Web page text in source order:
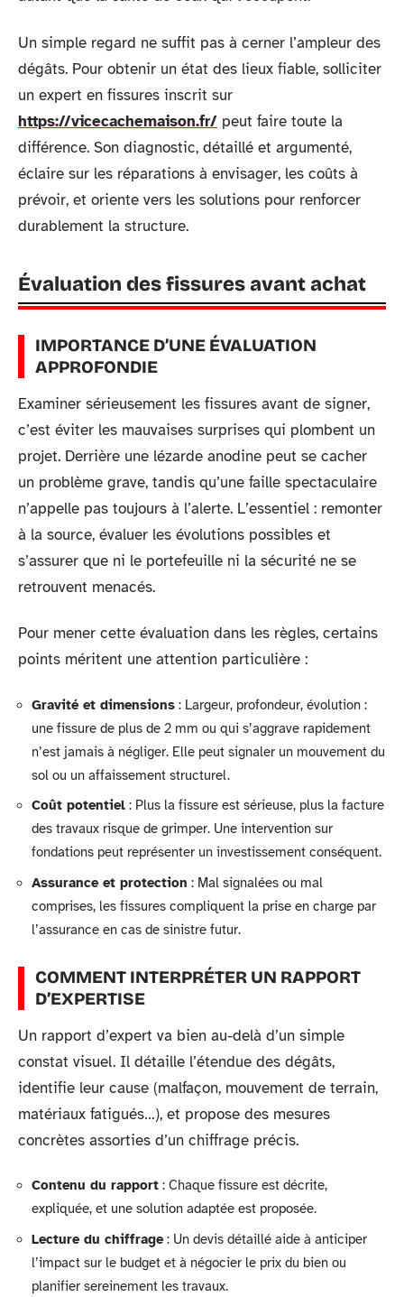
Un simple regard ne suffit pas à cerner l’ampleur des
dégâts. Pour obtenir un état des lieux fiable, solliciter
un expert en fissures inscrit sur
https://vicecachemaison.fr/ peut faire toute la
différence. Son diagnostic, détaillé et argumenté,
éclaire sur les réparations à envisager, les coûts à
prévoir, et oriente vers les solutions pour renforcer
durablement la structure.
Évaluation des fissures avant achat
IMPORTANCE D’UNE ÉVALUATION
APPROFONDIE
Examiner sérieusement les fissures avant de signer,
c’est éviter les mauvaises surprises qui plombent un
projet. Derrière une lézarde anodine peut se cacher
un problème grave, tandis qu’une faille spectaculaire
n’appelle pas toujours à l’alerte. L’essentiel : remonter
à la source, évaluer les évolutions possibles et
s’assurer que ni le portefeuille ni la sécurité ne se
retrouvent menacés.
Pour mener cette évaluation dans les règles, certains
points méritent une attention particulière :
Gravité et dimensions : Largeur, profondeur, évolution :
une fissure de plus de 2 mm ou qui s’aggrave rapidement
n’est jamais à négliger. Elle peut signaler un mouvement du
sol ou un affaissement structurel.
Coût potentiel : Plus la fissure est sérieuse, plus la facture
des travaux risque de grimper. Une intervention sur
fondations peut représenter un investissement conséquent.
Assurance et protection : Mal signalées ou mal
comprises, les fissures compliquent la prise en charge par
l’assurance en cas de sinistre futur.
COMMENT INTERPRÉTER UN RAPPORT
D’EXPERTISE
Un rapport d’expert va bien au-delà d’un simple
constat visuel. Il détaille l’étendue des dégâts,
identifie leur cause (malfaçon, mouvement de terrain,
matériaux fatigués…), et propose des mesures
concrètes assorties d’un chiffrage précis.
Contenu du rapport : Chaque fissure est décrite,
expliquée, et une solution adaptée est proposée.
Lecture du chiffrage: Un devis détaillé aide à anticiper
l’impact sur le budget et à négocier le prix du bien ou
planifier sereinement les travaux.